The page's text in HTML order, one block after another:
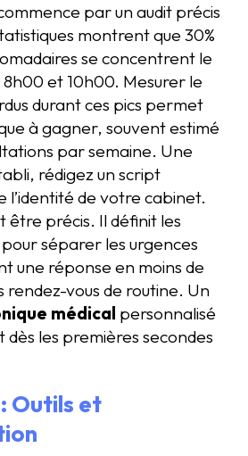
par un audit précis
montrent que 30%
se concentrent le
et 10h00. Mesurer le
durant ces pics permet
à gagner, souvent estimé
par semaine. Une
rédigez un script
l’identité de votre cabinet.
être précis. Il définit les
séparer les urgences
une réponse en moins de
rendez-vous de routine. Un
médical personnalisé
dès les premières secondes
Outils et